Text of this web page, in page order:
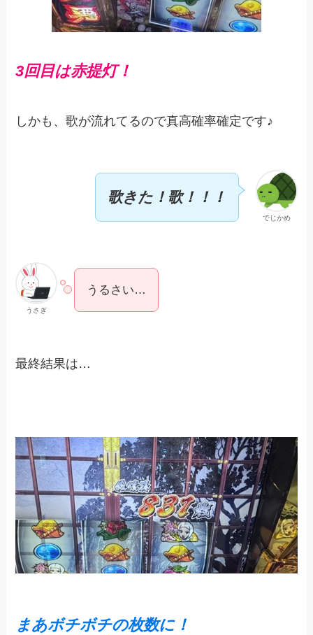
3回目は赤提灯！
しかも、歌が流れてるので真高確率確定です♪
でじかめ
歌きた！歌！！！
うさぎ
うるさい…
最終結果は…
まあボチボチの枚数に！